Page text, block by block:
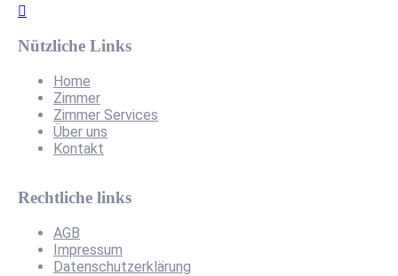
Nützliche Links
Home
Zimmer
Zimmer Services
Über uns
Kontakt
Rechtliche links
AGB
Impressum
Datenschutzerklärung